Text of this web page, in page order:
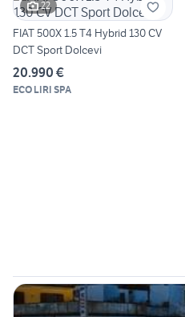
22
FIAT 500X 1.5 T4 Hybrid 130 CV
DCT Sport Dolcevi
20.990 €
ECO LIRI SPA